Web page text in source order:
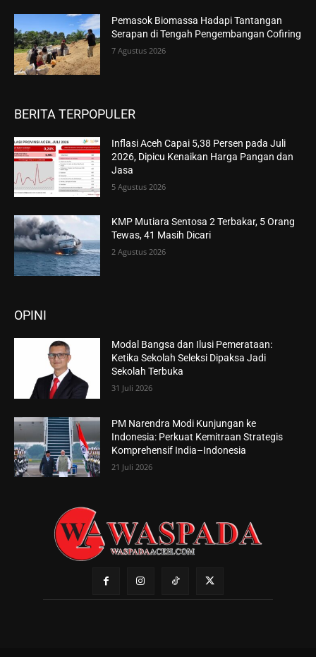
Pemasok Biomassa Hadapi Tantangan
Serapan di Tengah Pengembangan Cofiring
7 Agustus 2026
BERITA TERPOPULER
Inflasi Aceh Capai 5,38 Persen pada Juli
2026, Dipicu Kenaikan Harga Pangan dan
Jasa
5 Agustus 2026
KMP Mutiara Sentosa 2 Terbakar, 5 Orang
Tewas, 41 Masih Dicari
2 Agustus 2026
OPINI
Modal Bangsa dan Ilusi Pemerataan:
Ketika Sekolah Seleksi Dipaksa Jadi
Sekolah Terbuka
31 Juli 2026
PM Narendra Modi Kunjungan ke
Indonesia: Perkuat Kemitraan Strategis
Komprehensif India–Indonesia
21 Juli 2026